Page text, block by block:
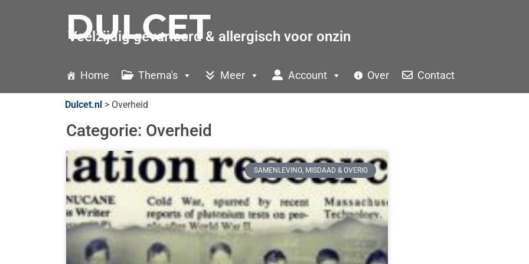
Veelzijdig gevarieerd & allergisch voor onzin
Home Thema's Meer Account Over Contact
Dulcet.nl > Overheid
Categorie: Overheid
SAMENLEVING, MISDAAD & OVERIG